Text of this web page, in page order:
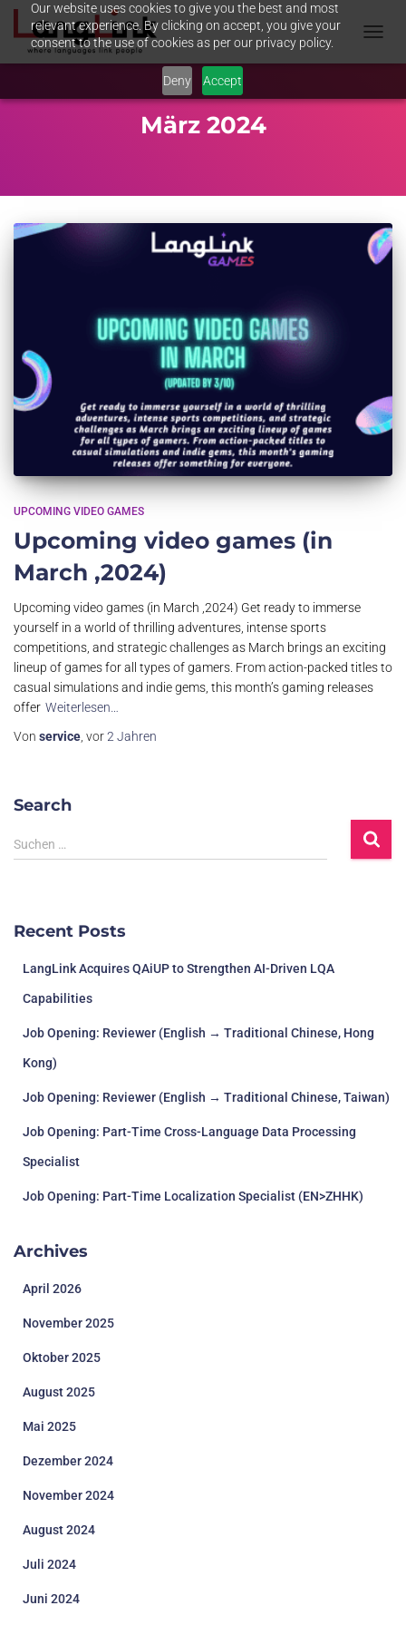
Our website uses cookies to give you the best and most
relevant experience. By clicking on accept, you give your
consent to the use of cookies as per our privacy policy.
Deny Accept
März 2024
UPCOMING VIDEO GAMES
Upcoming video games (in
March ,2024)
Upcoming video games (in March ,2024) Get ready to immerse
yourself in a world of thrilling adventures, intense sports
competitions, and strategic challenges as March brings an exciting
lineup of games for all types of gamers. From action-packed titles to
casual simulations and indie gems, this month’s gaming releases
offer Weiterlesen…
Von service , vor2 Jahren
Search
Suchen …
Recent Posts
LangLink Acquires QAiUP to Strengthen AI-Driven LQA
Capabilities
Job Opening: Reviewer (English → Traditional Chinese, Hong
Kong)
Job Opening: Reviewer (English → Traditional Chinese, Taiwan)
Job Opening: Part-Time Cross-Language Data Processing
Specialist
Job Opening: Part-Time Localization Specialist (EN>ZHHK)
Archives
April 2026
November 2025
Oktober 2025
August 2025
Mai 2025
Dezember 2024
November 2024
August 2024
Juli 2024
Juni 2024